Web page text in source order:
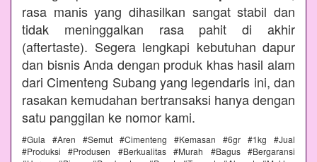
rasa manis yang dihasilkan sangat stabil dan
tidak meninggalkan rasa pahit di akhir
(aftertaste). Segera lengkapi kebutuhan dapur
dan bisnis Anda dengan produk khas hasil alam
dari Cimenteng Subang yang legendaris ini, dan
rasakan kemudahan bertransaksi hanya dengan
satu panggilan ke nomor kami.
#Gula #Aren #Semut #Cimenteng #Kemasan #6gr #1kg #Jual
#Produksi #Produsen #Berkualitas #Murah #Bagus #Bergaransi